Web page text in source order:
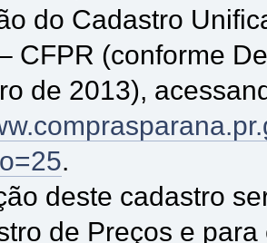
do Cadastro
CFPR (conforme
de 2013),
.
deste cadastro
de Preços e